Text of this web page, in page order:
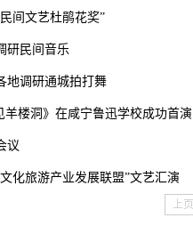
间文艺杜鹃花奖”
研民间音乐
地调研通城拍打舞
羊楼洞》在咸宁鲁迅学校成功首演
议
化旅游产业发展联盟”文艺汇演
上页